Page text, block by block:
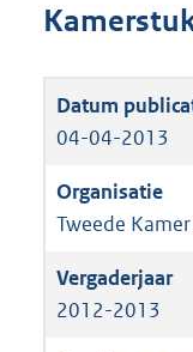
04-04-2013
Tweede
2012-2013